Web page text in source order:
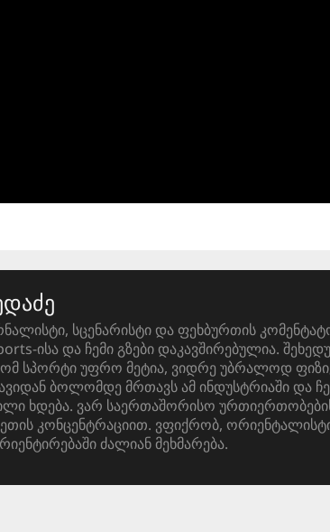
სცენარისტი და ფეხბურთის
ისა და ჩემი გზები დაკავშირებულია.
სპორტი უფრო მეტია, ვიდრე უბრალოდ
ბოლომდე მრთავს ამ ინდუსტრიაში და
ხდება. ვარ საერთაშორისო
კონცენტრაციით. ვფიქრობ,
ძალიან მეხმარება.